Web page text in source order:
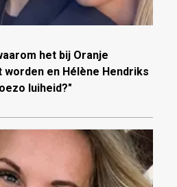
het bij Oranje
worden en Hélène Hendriks
luiheid?"